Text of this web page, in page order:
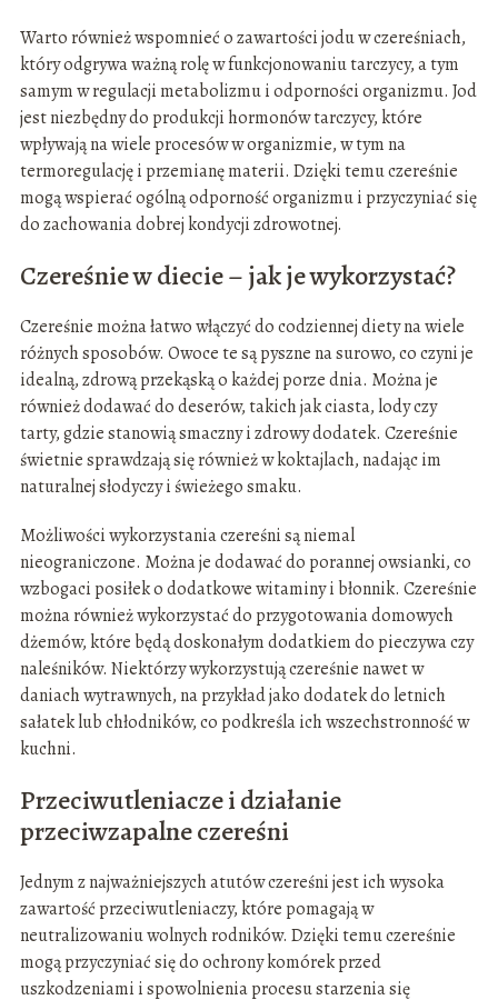
Warto również wspomnieć o zawartości jodu w czereśniach,
który odgrywa ważną rolę w funkcjonowaniu tarczycy, a tym
samym w regulacji metabolizmu i odporności organizmu. Jod
jest niezbędny do produkcji hormonów tarczycy, które
wpływają na wiele procesów w organizmie, w tym na
termoregulację i przemianę materii. Dzięki temu czereśnie
mogą wspierać ogólną odporność organizmu i przyczyniać się
do zachowania dobrej kondycji zdrowotnej.
Czereśnie w diecie – jak je wykorzystać?
Czereśnie można łatwo włączyć do codziennej diety na wiele
różnych sposobów. Owoce te są pyszne na surowo, co czyni je
idealną, zdrową przekąską o każdej porze dnia. Można je
również dodawać do deserów, takich jak ciasta, lody czy
tarty, gdzie stanowią smaczny i zdrowy dodatek. Czereśnie
świetnie sprawdzają się również w koktajlach, nadając im
naturalnej słodyczy i świeżego smaku.
Możliwości wykorzystania czereśni są niemal
nieograniczone. Można je dodawać do porannej owsianki, co
wzbogaci posiłek o dodatkowe witaminy i błonnik. Czereśnie
można również wykorzystać do przygotowania domowych
dżemów, które będą doskonałym dodatkiem do pieczywa czy
naleśników. Niektórzy wykorzystują czereśnie nawet w
daniach wytrawnych, na przykład jako dodatek do letnich
sałatek lub chłodników, co podkreśla ich wszechstronność w
kuchni.
Przeciwutleniacze i działanie
przeciwzapalne czereśni
Jednym z najważniejszych atutów czereśni jest ich wysoka
zawartość przeciwutleniaczy, które pomagają w
neutralizowaniu wolnych rodników. Dzięki temu czereśnie
mogą przyczyniać się do ochrony komórek przed
uszkodzeniami i spowolnienia procesu starzenia się